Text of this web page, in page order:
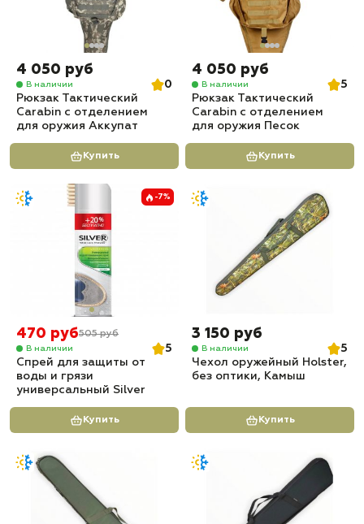
4 050 руб
В наличии
0
Рюкзак Тактический
Carabin с отделением
для оружия Аккупат
Купить
4 050 руб
В наличии
5
Рюкзак Тактический
Carabin с отделением
для оружия Песок
Купить
-7%
470 руб505 руб
В наличии
5
Спрей для защиты от
воды и грязи
универсальный Silver
Купить
3 150 руб
В наличии
5
Чехол оружейный Holster,
без оптики, Камыш
Купить